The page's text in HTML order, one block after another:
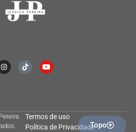
Termos de uso
Política de PrivacidadeTopo